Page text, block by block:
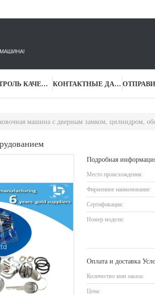
КОНТРОЛЬ КАЧЕСТВА КОНТАКТНЫЕ ДАННЫЕ
машина с дверным замком, цилиндром,
Подробная
Место происхождения:
Фирменное наименование:
Сертификация:
Номер модели:
Оплата и доставка
Количество мин заказа:
Цена: